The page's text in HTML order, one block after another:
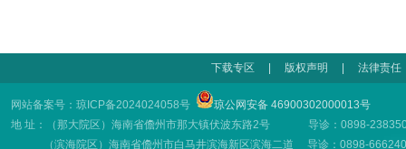
下载专区 版权声明 法律责任
网站备案号：琼ICP备2024024058号
琼公网安备 46900302000013号
地 址：（那大院区）海南省儋州市那大镇伏波东路2号 导诊：0898-
（滨海院区）海南省儋州市白马井滨海新区滨海二道 导诊：0898-